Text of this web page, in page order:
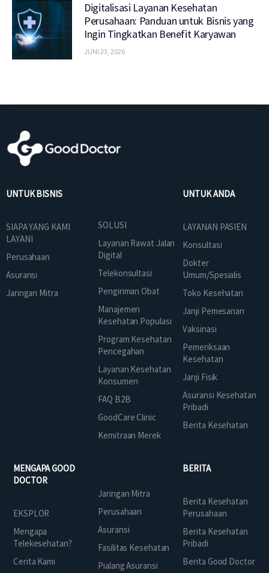
Digitalisasi Layanan Kesehatan
Perusahaan: Panduan untuk Bisnis yang
Ingin Tingkatkan Benefit Karyawan
JUNI 23, 2026
UNTUK BISNIS
SIAPA YANG KAMI
LAYANI
Perusahaan
Asuransi
Jaringan Mitra
SOLUSI
Layanan Rawat Jalan
Digital
Telekonsultasi
Pengiriman Obat
Manajemen
Kesehatan Populasi
Program Kesehatan
Pencegahan
Layanan Kesehatan
Konsumen
FAQ B2B
GoodCare Clinic
Kemitraan Merek
UNTUK ANDA
LAYANAN PASIEN
Konsultasi
Dokter
Umum/Spesialis
Toko Kesehatan
Janji Pemesanan
Vaksinasi
Pemeriksaan
Kesehatan
Janji Fisik
Asuransi Kesehatan
Pribadi
Berita Kesehatan
MENGAPA GOOD
DOCTOR
EKSPLOR
Mengapa
Telekesehatan?
Cerita Kami
Jaringan Mitra
Perusahaan
Asuransi
Fasilitas Kesehatan
Pialang Asuransi
BERITA
Berita Kesehatan
Perusahaan
Berita Kesehatan
Pribadi
Berita Good Doctor